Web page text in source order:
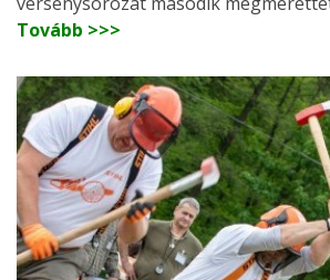
Tovább >>>